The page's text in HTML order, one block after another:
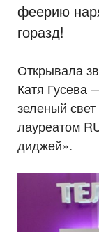
феерию
горазд!
Открывала
Катя Гусева
зеленый
лауреатом
диджей».